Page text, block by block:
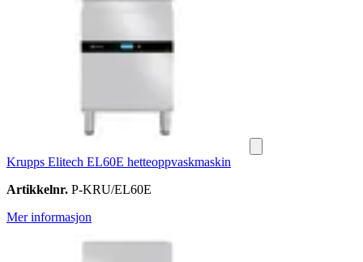
Krupps Elitech EL60E hetteoppvaskmaskin
Artikkelnr. P-KRU/EL60E
Mer informasjon